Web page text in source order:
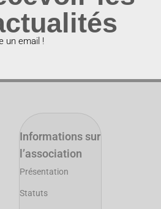
un email !
Informations sur
l’association
Présentation
Statuts